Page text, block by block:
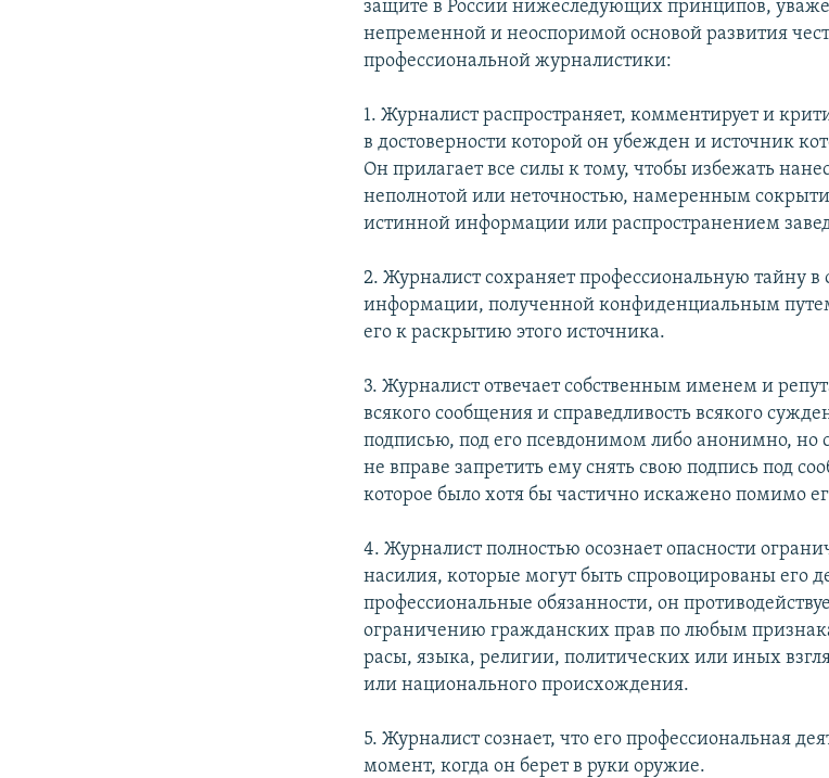
защите в России нижеследующих принципов,
непременной и неоспоримой основой развития
профессиональной журналистики:
1. Журналист распространяет, комментирует и
в достоверности которой он убежден и источник
Он прилагает все силы к тому, чтобы избежать
неполнотой или неточностью, намеренным
истинной информации или распространением
2. Журналист сохраняет профессиональную тайну
информации, полученной конфиденциальным
его к раскрытию этого источника.
3. Журналист отвечает собственным именем и
всякого сообщения и справедливость всякого
подписью, под его псевдонимом либо анонимно, но
не вправе запретить ему снять свою подпись под
которое было хотя бы частично искажено помимо
4. Журналист полностью осознает опасности
насилия, которые могут быть спровоцированы его
профессиональные обязанности, он
ограничению гражданских прав по любым
расы, языка, религии, политических или иных
или национального происхождения.
5. Журналист сознает, что его профессиональная
момент, когда он берет в руки оружие.